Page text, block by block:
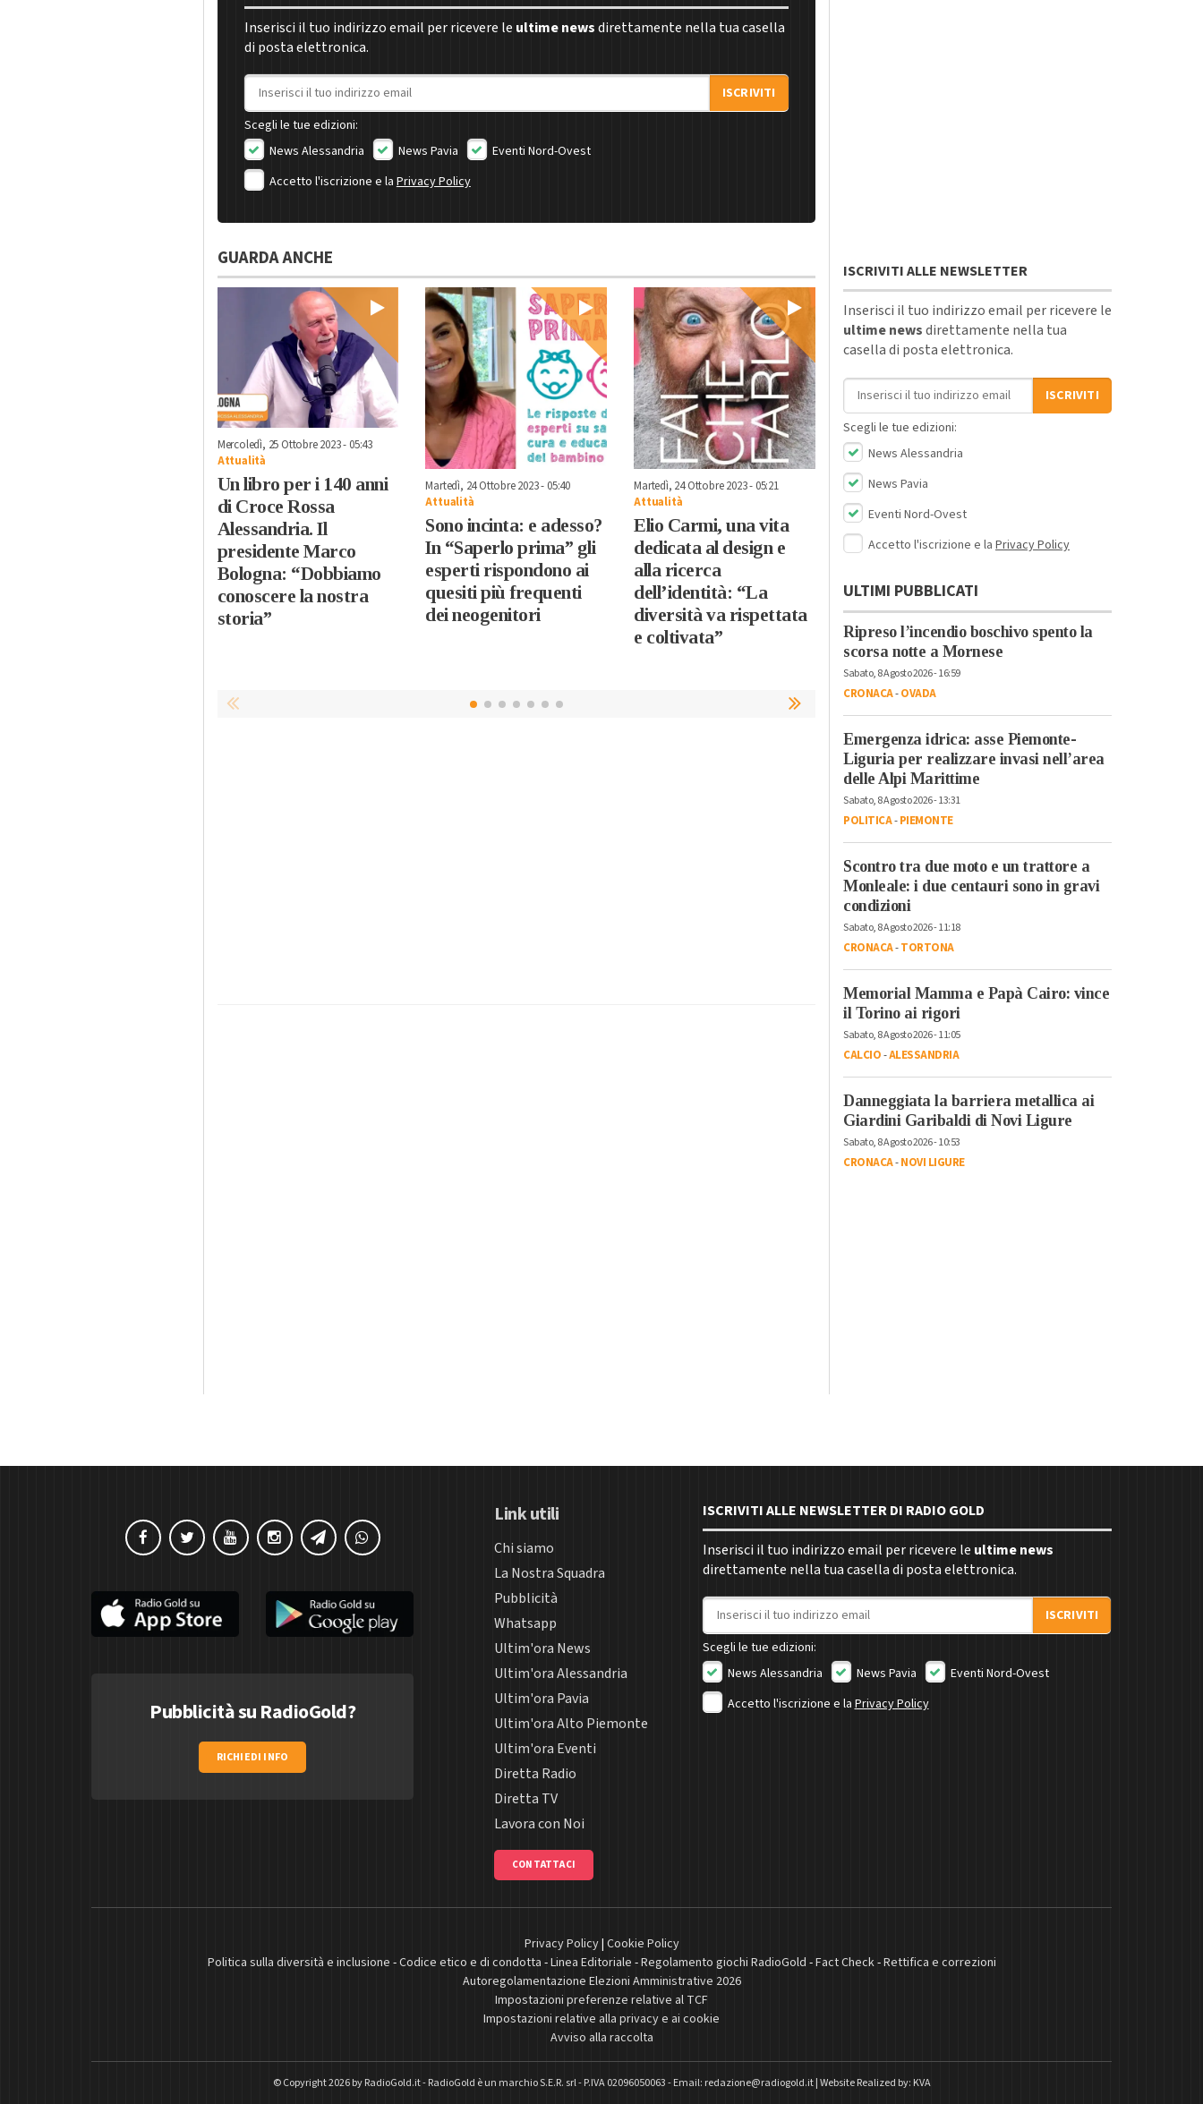
Inserisci il tuo indirizzo email per ricevere le ultime newsdirettamente nella tua casella
di posta elettronica.
Indirizzo email
ISCRIVITI
Scegli le tue edizioni:
News Alessandria
News Pavia
Eventi Nord-Ovest
Accetto l'iscrizione e laPrivacy Policy
GUARDA ANCHE
Mercoledì, 25 Ottobre 2023 - 05:43
Attualità
Un libro per i 140 anni
di Croce Rossa
Alessandria. Il
presidente Marco
Bologna: “Dobbiamo
conoscere la nostra
storia”
Martedì, 24 Ottobre 2023 - 05:40
Attualità
Sono incinta: e adesso?
In “Saperlo prima” gli
esperti rispondono ai
quesiti più frequenti
dei neogenitori
Martedì, 24 Ottobre 2023 - 05:21
Attualità
Elio Carmi, una vita
dedicata al design e
alla ricerca
dell’identità: “La
diversità va rispettata
e coltivata”
Sabato, 21 Ottobre 2023 - 05:40
Attualità
Dall’Italia alla
Catalogna per la lotta
dei lavoratori: la storia
raccontata ne “Il
Passaggio”
Venerdì, 20 Ottobre 2023 - 05:50
ancora giovani
ISCRIVITI ALLE NEWSLETTER
Inserisci il tuo indirizzo email per ricevere le
ultime newsdirettamente nella tua
casella di posta elettronica.
Indirizzo email
ISCRIVITI
Scegli le tue edizioni:
News Alessandria
News Pavia
Eventi Nord-Ovest
Accetto l'iscrizione e la Privacy Policy
ULTIMI PUBBLICATI
Ripreso l’incendio boschivo spento la
scorsa notte a Mornese
Sabato, 8 Agosto 2026 - 16:59
CRONACA-OVADA
Emergenza idrica: asse Piemonte-
Liguria per realizzare invasi nell’area
delle Alpi Marittime
Sabato, 8 Agosto 2026 - 13:31
POLITICA-PIEMONTE
Scontro tra due moto e un trattore a
Monleale: i due centauri sono in gravi
condizioni
Sabato, 8 Agosto 2026 - 11:18
CRONACA-TORTONA
Memorial Mamma e Papà Cairo: vince
il Torino ai rigori
Sabato, 8 Agosto 2026 - 11:05
CALCIO-ALESSANDRIA
Danneggiata la barriera metallica ai
Giardini Garibaldi di Novi Ligure
Sabato, 8 Agosto 2026 - 10:53
CRONACA-NOVI LIGURE
Pubblicità su RadioGold?
RICHIEDI INFO
Link utili
Chi siamo
La Nostra Squadra
Pubblicità
Whatsapp
Ultim'ora News
Ultim'ora Alessandria
Ultim'ora Pavia
Ultim'ora Alto Piemonte
Ultim'ora Eventi
Diretta Radio
Diretta TV
Lavora con Noi
CONTATTACI
ISCRIVITI ALLE NEWSLETTER DI RADIO GOLD
Inserisci il tuo indirizzo email per ricevere le ultime news
direttamente nella tua casella di posta elettronica.
Indirizzo email
ISCRIVITI
Scegli le tue edizioni:
News Alessandria
News Pavia
Eventi Nord-Ovest
Accetto l'iscrizione e la Privacy Policy
Privacy Policy| Cookie Policy
Politica sulla diversità e inclusione -Codice etico e di condotta -Linea Editoriale -Regolamento giochi RadioGold -Fact Check-Rettifica e correzioni
Autoregolamentazione Elezioni Amministrative 2026
Impostazioni preferenze relative al TCF
Impostazioni relative alla privacy e ai cookie
Avviso alla raccolta
© Copyright 2026 byRadioGold.it-RadioGold è un marchio S.E.R. srl-P.IVA 02096050063 - Email: redazione@radiogold.it |Website Realized by: KVA